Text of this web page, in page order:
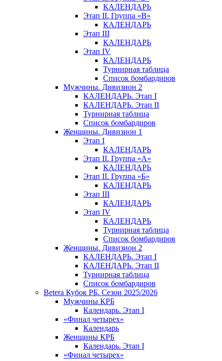
КАЛЕНДАРЬ
Этап II. Группа «В»
КАЛЕНДАРЬ
Этап III
КАЛЕНДАРЬ
Этап IV
КАЛЕНДАРЬ
Турнирная таблица
Список бомбардиров
Мужчины. Дивизион 2
КАЛЕНДАРЬ. Этап I
КАЛЕНДАРЬ. Этап II
Турнирная таблица
Список бомбардиров
Женщины. Дивизион 1
Этап I
КАЛЕНДАРЬ
Этап II. Группа «А»
КАЛЕНДАРЬ
Этап II. Группа «Б»
КАЛЕНДАРЬ
Этап III
КАЛЕНДАРЬ
Этап IV
КАЛЕНДАРЬ
Турнирная таблица
Список бомбардиров
Женщины. Дивизион 2
КАЛЕНДАРЬ. Этап I
КАЛЕНДАРЬ. Этап II
Турнирная таблица
Список бомбардиров
Betera Кубок РБ. Сезон 2025/2026
Мужчины КРБ
Календарь. Этап I
«Финал четырех»
Календарь
Женщины КРБ
Календарь. Этап I
«Финал четырех»